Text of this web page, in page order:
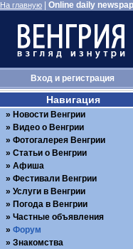
На главную Online daily
Входи регистрация
Навигация
Новости Венгрии
Видео о Венгрии
Фотогалерея Венгрии
Статьи о Венгрии
Афиша
Фестивали Венгрии
Услуги в Венгрии
Погода в Венгрии
Частные объявления
Форум
Знакомства